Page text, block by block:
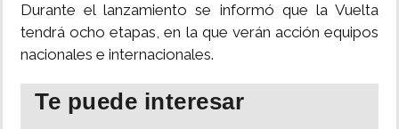
Durante el lanzamiento se informó que la Vuelta
tendrá ocho etapas, en la que verán acción equipos
nacionales e internacionales.
Te puede interesar